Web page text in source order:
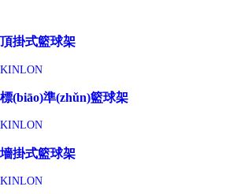
頂掛式籃球架
KINLON
標(biāo)準(zhǔn)籃球架
KINLON
墻掛式籃球架
KINLON